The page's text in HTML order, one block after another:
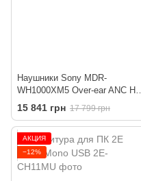
Наушники Sony MDR-
WH1000XM5 Over-ear ANC Hi-
Res Wireless Silver
15 841 грн 17 799 грн
АКЦИЯ
−12%